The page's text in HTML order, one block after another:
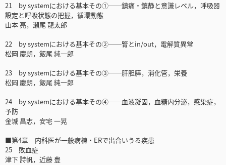
21 by systemにおける基本その①──鎮痛・鎮静と意識レベル，呼吸器
設定と呼吸状態の把握，循環動態
山本 亮，瀬尾 龍太郎
22 by systemにおける基本その②──腎とin/out，電解質異常
松岡 慶朗，飯尾 純一郎
23 by systemにおける基本その③──肝胆膵，消化管，栄養
松岡 慶朗，飯尾 純一郎
24 by systemにおける基本その④──血液凝固，血糖内分泌，感染症，
予防
金城 昌志，安宅 一晃
■第4章 内科医が一般病棟・ERで出合いうる疾患
25 敗血症
津下 詩帆，近藤 豊